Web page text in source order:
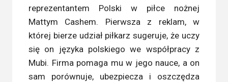
reprezentantem Polski w piłce nożnej
Mattym Cashem. Pierwsza z reklam, w
której bierze udział piłkarz sugeruje, że uczy
się on języka polskiego we współpracy z
Mubi. Firma pomaga mu w jego nauce, a on
sam porównuje, ubezpiecza i oszczędza